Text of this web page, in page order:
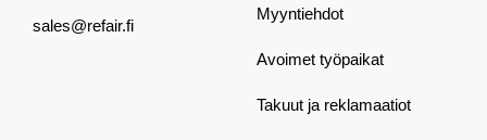
sales@refair.fi
Myyntiehdot
Avoimet työpaikat
Takuut ja reklamaatiot